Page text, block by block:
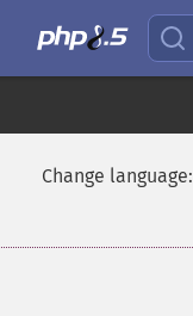
Change language: